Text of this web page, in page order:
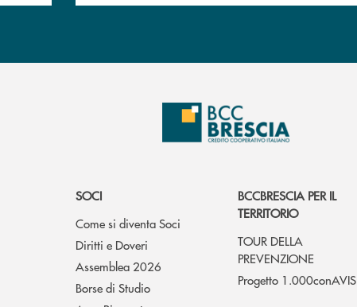
SOCI
Come si diventa Soci
Diritti e Doveri
Assemblea 2026
Borse di Studio
BCCBRESCIA PER IL
TERRITORIO
TOUR DELLA
PREVENZIONE
Progetto 1.000conAVIS